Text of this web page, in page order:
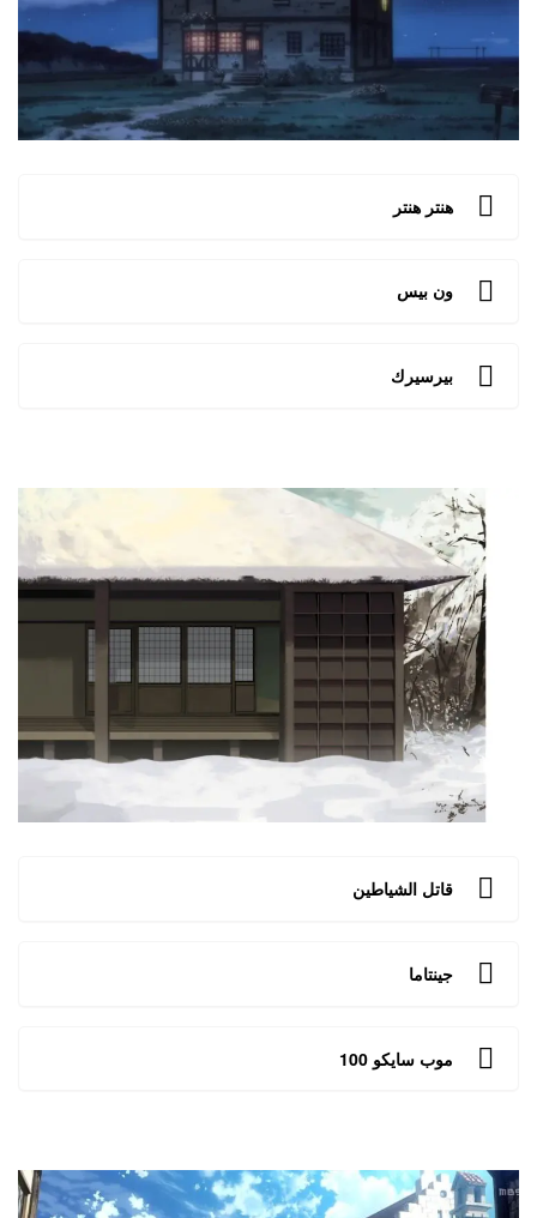
هنتر هنتر
ون بيس
بيرسيرك
قاتل الشياطين
جينتاما
موب سايكو 100